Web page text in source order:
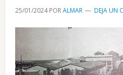
25/01/2024PORALMAR DEJA UN